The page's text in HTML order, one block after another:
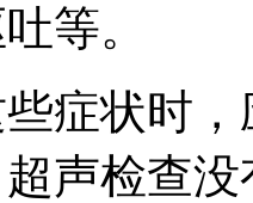
等。
状时，
声检查